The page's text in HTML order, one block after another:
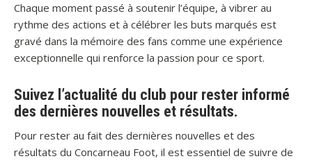
Chaque moment passé à soutenir l’équipe, à vibrer au
rythme des actions et à célébrer les buts marqués est
gravé dans la mémoire des fans comme une expérience
exceptionnelle qui renforce la passion pour ce sport.
Suivez l’actualité du club pour rester informé
des dernières nouvelles et résultats.
Pour rester au fait des dernières nouvelles et des
résultats du Concarneau Foot, il est essentiel de suivre de